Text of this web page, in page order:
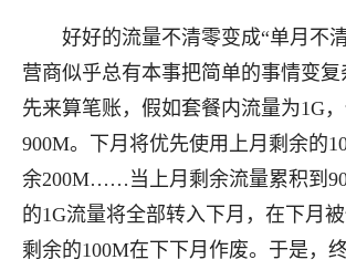
好好的流量不清零变成“单月不
营商似乎总有本事把简单的事情变
先来算笔账，假如套餐内流量为1G
900M。下月将优先使用上月剩余的
余200M……当上月剩余流量累积到
的1G流量将全部转入下月，在下月被
剩余的100M在下下月作废。于是，